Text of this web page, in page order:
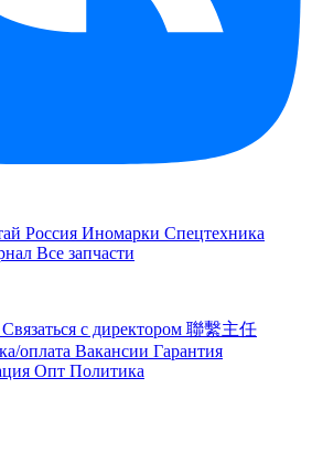
Россия Иномарки Спецтехника
Все запчасти
Связаться с директором 聯繫主任
оплата Вакансии Гарантия
Опт Политика